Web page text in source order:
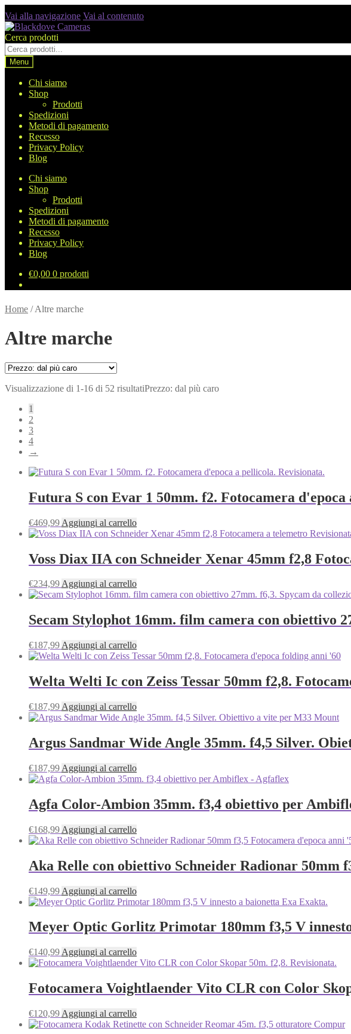
Vai alla navigazione Vai al contenuto
Cerca prodotti
Menu
Chi siamo
Shop
Prodotti
Spedizioni
Metodi di pagamento
Recesso
Privacy Policy
Blog
Chi siamo
Shop
Prodotti
Spedizioni
Metodi di pagamento
Recesso
Privacy Policy
Blog
€0,00 0 prodotti
Home /Altre marche
Altre marche
Visualizzazione di 1-16 di 52 risultatiPrezzo: dal più caro
1
2
3
4
→
Futura S con Evar 1 50mm. f2. Fotocamera
€469,99 Aggiungi al carrello
Voss Diax IIA con Schneider Xenar 45mm f2,8
€234,99Aggiungi al carrello
Secam Stylophot 16mm. film camera con obiettivo
€187,99 Aggiungi al carrello
Welta Welti Ic con Zeiss Tessar 50mm f2,8.
€187,99 Aggiungi al carrello
Argus Sandmar Wide Angle 35mm. f4,5 Silver.
€187,99 Aggiungi al carrello
Agfa Color-Ambion 35mm. f3,4 obiettivo per
€168,99 Aggiungi al carrello
Aka Relle con obiettivo Schneider Radionar 50mm
€149,99 Aggiungi al carrello
Meyer Optic Gorlitz Primotar 180mm f3,5 V
€140,99 Aggiungi al carrello
Fotocamera Voightlaender Vito CLR con Color
€120,99 Aggiungi al carrello